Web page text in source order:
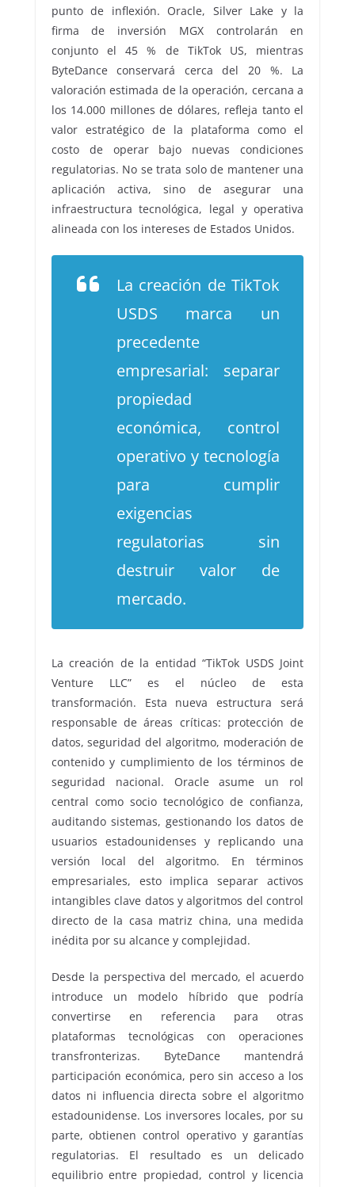
punto de inflexión. Oracle, Silver Lake y la
firma de inversión MGX controlarán en
conjunto el 45 % de TikTok US, mientras
ByteDance conservará cerca del 20 %. La
valoración estimada de la operación, cercana a
los 14.000 millones de dólares, refleja tanto el
valor estratégico de la plataforma como el
costo de operar bajo nuevas condiciones
regulatorias. No se trata solo de mantener una
aplicación activa, sino de asegurar una
infraestructura tecnológica, legal y operativa
alineada con los intereses de Estados Unidos.
La creación de TikTok
USDS marca un
precedente
empresarial: separar
propiedad
económica, control
operativo y tecnología
para cumplir
exigencias
regulatorias sin
destruir valor de
mercado.
La creación de la entidad “TikTok USDS Joint
Venture LLC” es el núcleo de esta
transformación. Esta nueva estructura será
responsable de áreas críticas: protección de
datos, seguridad del algoritmo, moderación de
contenido y cumplimiento de los términos de
seguridad nacional. Oracle asume un rol
central como socio tecnológico de confianza,
auditando sistemas, gestionando los datos de
usuarios estadounidenses y replicando una
versión local del algoritmo. En términos
empresariales, esto implica separar activos
intangibles clave datos y algoritmos del control
directo de la casa matriz china, una medida
inédita por su alcance y complejidad.
Desde la perspectiva del mercado, el acuerdo
introduce un modelo híbrido que podría
convertirse en referencia para otras
plataformas tecnológicas con operaciones
transfronterizas. ByteDance mantendrá
participación económica, pero sin acceso a los
datos ni influencia directa sobre el algoritmo
estadounidense. Los inversores locales, por su
parte, obtienen control operativo y garantías
regulatorias. El resultado es un delicado
equilibrio entre propiedad, control y licencia